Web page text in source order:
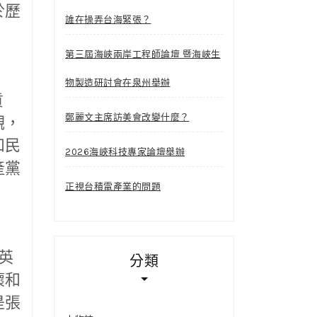
歷
民
黨
和
張
誰在操弄台海緊張？
第三屆海峽兩岸工程師論壇 暨海峽生
物製造研討會在泉州舉辦
鄭麗文主席訪美會改變什麼？
2026海峽科技專家論壇舉辦
正視台積電產業的問題
分類